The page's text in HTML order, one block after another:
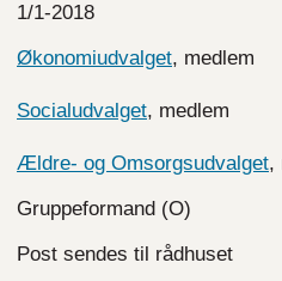
1/1-2018
Økonomiudvalget, medlem
Socialudvalget, medlem
Ældre- og Omsorgsudvalget,
Gruppeformand (O)
Post sendes til rådhuset